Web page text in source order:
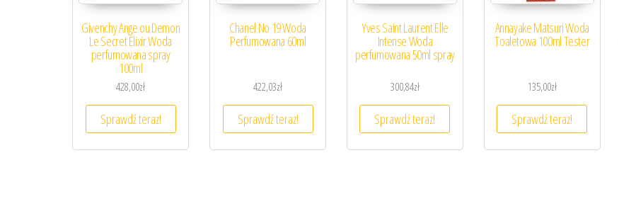
Givenchy Ange ou Demon
Le Secret Elixir Woda
perfumowana spray
100ml
428,00zł
Sprawdź teraz!
Chanel No 19 Woda
Perfumowana 60ml
422,03zł
Sprawdź teraz!
Yves Saint Laurent Elle
Intense Woda
perfumowana 50ml spray
300,84zł
Sprawdź teraz!
Annayake Matsuri Woda
Toaletowa 100ml Tester
135,00zł
Sprawdź teraz!